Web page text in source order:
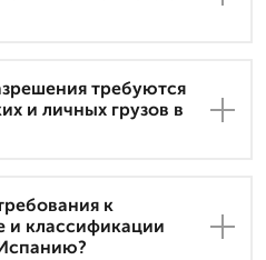
требуются
и личных грузов в
к
и классификации